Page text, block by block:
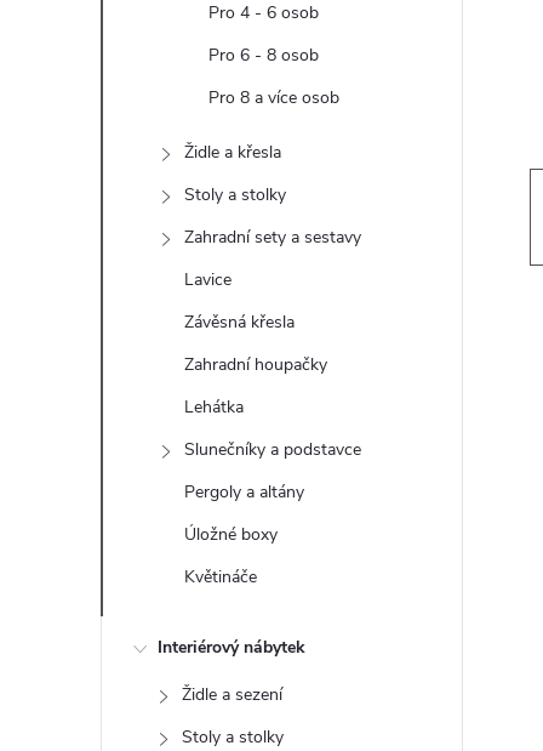
Pro 4 - 6 osob
Pro 6 - 8 osob
Pro 8 a více osob
Židle a křesla
Stoly a stolky
Zahradní sety a sestavy
Lavice
Závěsná křesla
Zahradní houpačky
Lehátka
Slunečníky a podstavce
Pergoly a altány
Úložné boxy
Květináče
Interiérový nábytek
Židle a sezení
Stoly a stolky